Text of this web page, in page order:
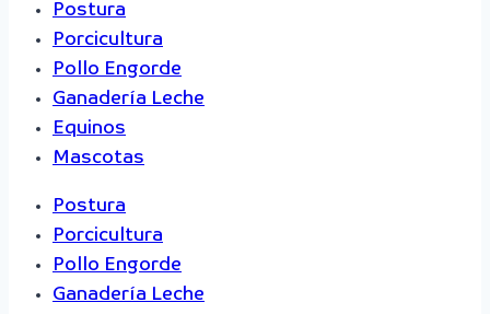
Postura
Porcicultura
Pollo Engorde
Ganadería Leche
Equinos
Mascotas
Postura
Porcicultura
Pollo Engorde
Ganadería Leche